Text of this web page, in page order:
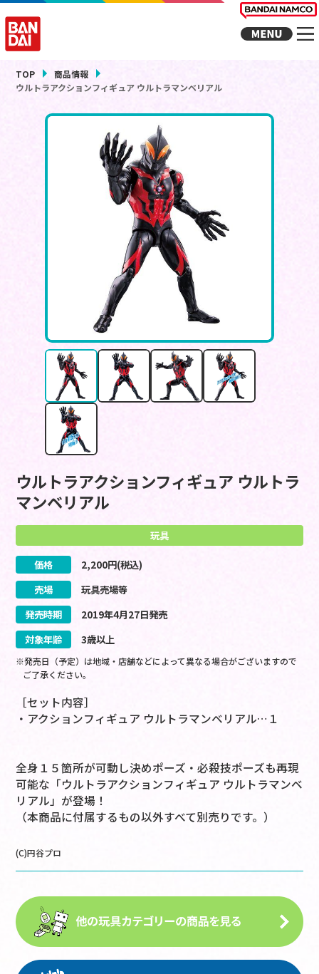
TOP
商品情報
ウルトラアクションフィギュア ウルトラマンベリアル
ウルトラアクションフィギュア ウルトラ
マンベリアル
玩具
価格 2,200円(税込)
売場
玩具売場等
発売時期
2019年4月27日発売
対象年齢
3歳以上
※発売日（予定）は地域・店舗などによって異なる場合がございますので
ご了承ください。
［セット内容］
・アクションフィギュア ウルトラマンベリアル…１
全身１５箇所が可動し決めポーズ・必殺技ポーズも再現
可能な「ウルトラアクションフィギュア ウルトラマンベ
リアル」が登場！
（本商品に付属するもの以外すべて別売りです。）
(C)円谷プロ